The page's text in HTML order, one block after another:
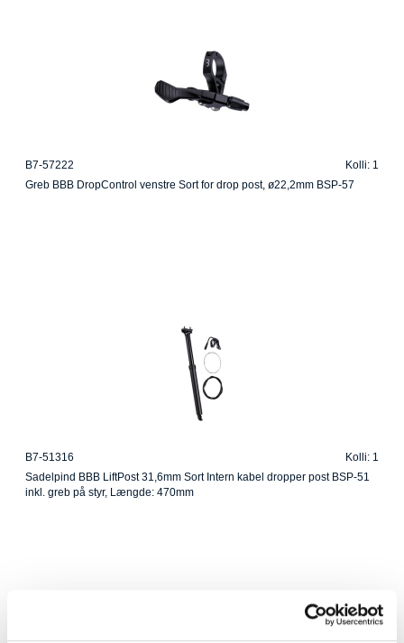
B7-57222
Kolli: 1
Greb BBB DropControl venstre Sort for drop post, ø22,2mm BSP-57
B7-51316
Kolli: 1
Sadelpind BBB LiftPost 31,6mm Sort Intern kabel dropper post BSP-51
inkl. greb på styr, Længde: 470mm